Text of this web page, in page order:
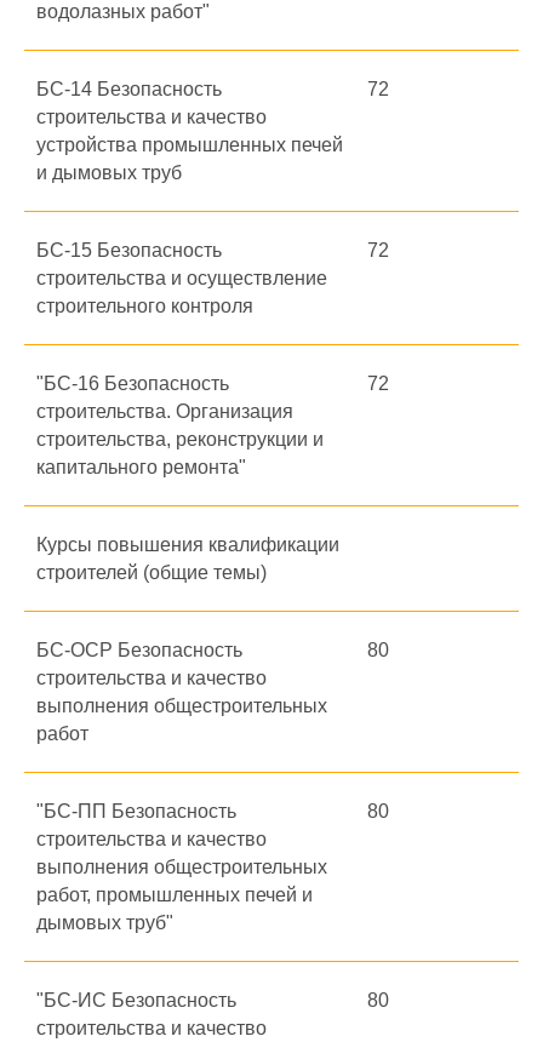
водолазных работ"
БС-14 Безопасность
строительства и качество
устройства промышленных печей
и дымовых труб
72
БС-15 Безопасность
строительства и осуществление
строительного контроля
72
"БС-16 Безопасность
строительства. Организация
строительства, реконструкции и
капитального ремонта"
72
Курсы повышения квалификации
строителей (общие темы)
БС-ОСР Безопасность
строительства и качество
выполнения общестроительных
работ
80
"БС-ПП Безопасность
строительства и качество
выполнения общестроительных
работ, промышленных печей и
дымовых труб"
80
"БС-ИС Безопасность
строительства и качество
80